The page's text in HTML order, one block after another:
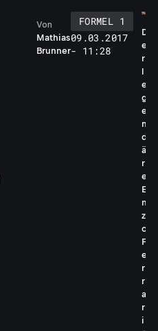
Mathias
Brunner
Von
FORMEL 1
09.03.2017
- 11:28
D
e
r
l
e
g
e
n
d
ä
r
e
E
n
z
o
F
e
r
r
a
r
i